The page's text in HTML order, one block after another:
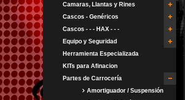
Camaras, Llantas y Rines
Cascos - Genéricos
Cascos - - - HAX - - -
Equipo y Seguridad
Herramienta Especializada
KITs para Afinacion
Partes de Carrocería
Amortiguador / Suspensión